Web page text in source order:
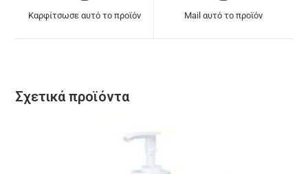
Καρφίτσωσε αυτό το προϊόν Mail αυτό το προϊόν
Σχετικά προϊόντα